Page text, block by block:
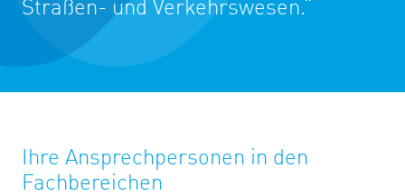
Straßen- und Verkehrswesen.“
Ihre Ansprechpersonen in den
Fachbereichen